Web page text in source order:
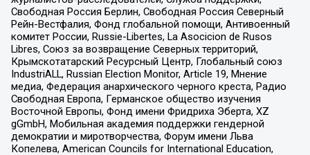
Свободная Россия Берлин, Свободная Россия Северный
Рейн-Вестфалия, Фонд глобальной помощи, Антивоенный
комитет России, Russie-Libertes, La Asocicion de Rusos
Libres, Союз за возвращение Северных территорий,
Крымскотатарский Ресурсный Центр, Глобальный союз
IndustriALL, Russian Election Monitor, Article 19, Мнение
медиа, Федерация анархического черного креста, Радио
Свободная Европа, Германское общество изучения
Восточной Европы, Фонд имени Фридриха Эберта, XZ
gGmbH, Мобильная академия поддержки гендерной
демократии и миротворчества, Форум имени Льва
Копелева, American Councils for International Education,